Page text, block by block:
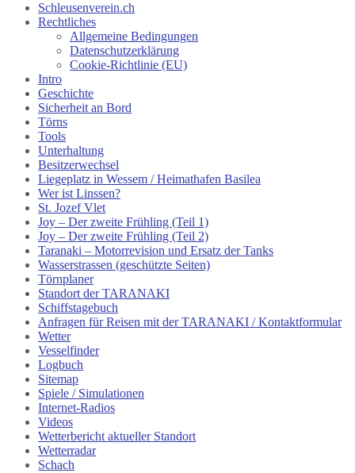
Schleusenverein.ch
Rechtliches
Allgemeine Bedingungen
Datenschutzerklärung
Cookie-Richtlinie (EU)
Intro
Geschichte
Sicherheit an Bord
Törns
Tools
Unterhaltung
Besitzerwechsel
Liegeplatz in Wessem / Heimathafen Basilea
Wer ist Linssen?
St. Jozef Vlet
Joy – Der zweite Frühling (Teil 1)
Joy – Der zweite Frühling (Teil 2)
Taranaki – Motorrevision und Ersatz der Tanks
Wasserstrassen (geschützte Seiten)
Törnplaner
Standort der TARANAKI
Schiffstagebuch
Anfragen für Reisen mit der TARANAKI / Kontaktformular
Wetter
Vesselfinder
Logbuch
Sitemap
Spiele / Simulationen
Internet-Radios
Videos
Wetterbericht aktueller Standort
Wetterradar
Schach